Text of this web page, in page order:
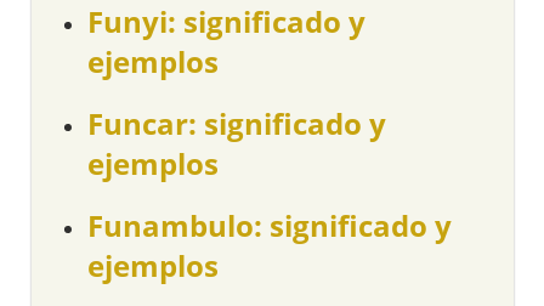
Funyi: significado y
ejemplos
Funcar: significado y
ejemplos
Funambulo: significado y
ejemplos